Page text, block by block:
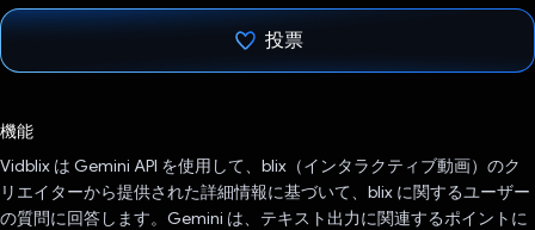
投票
機能
Vidblix は Gemini API を使用して、blix（インタラクティブ動画）のク
リエイターから提供された詳細情報に基づいて、blix に関するユーザー
の質問に回答します。Gemini は、テキスト出力に関連するポイントに